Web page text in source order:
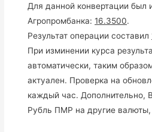
Для данной конвертации был
Агропромбанка:16.3500.
Результат операции составил
При изминении курса
автоматически, таким
актуален. Проверка на
каждый час. Дополнительно,
Рубль ПМР на другие